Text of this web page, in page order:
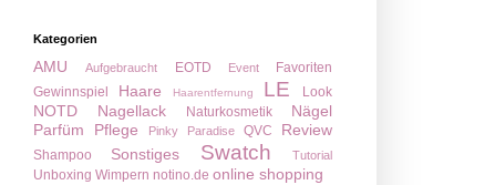
Kategorien
AMU Aufgebraucht EOTD Event
Favoriten
Gewinnspiel
Haare Haarentfernung LE Look
NOTD Nagellack Naturkosmetik
Nägel
Parfüm
Pflege Pinky Paradise QVC Review
Shampoo Sonstiges Swatch Tutorial
Unboxing Wimpern notino.de online shopping